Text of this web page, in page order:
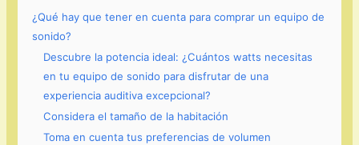
¿Qué hay que tener en cuenta para comprar un equipo de
sonido?
Descubre la potencia ideal: ¿Cuántos watts necesitas
en tu equipo de sonido para disfrutar de una
experiencia auditiva excepcional?
Considera el tamaño de la habitación
Toma en cuenta tus preferencias de volumen